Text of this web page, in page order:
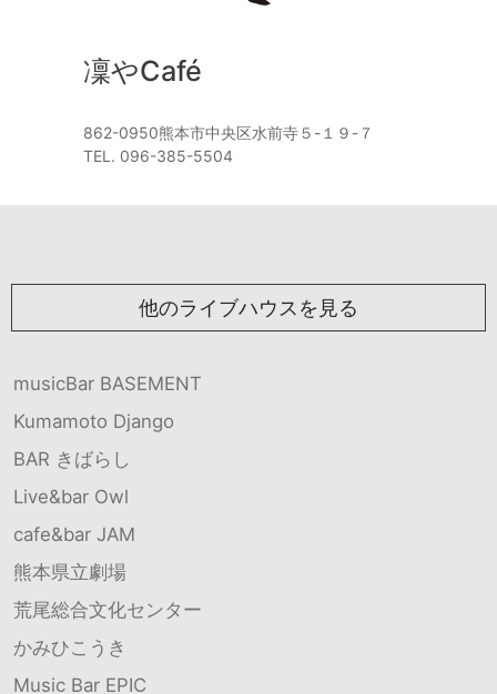
凜やCafé
862-0950熊本市中央区水前寺５-１９-７
TEL. 096-385-5504
他のライブハウスを見る
musicBar BASEMENT
Kumamoto Django
BAR きばらし
Live&bar Owl
cafe&bar JAM
熊本県立劇場
荒尾総合文化センター
かみひこうき
Music Bar EPIC